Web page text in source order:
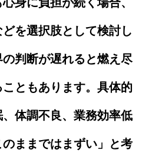
を選択肢として検討し
判断が遅れると燃え尽
ともあります。具体的
体調不良、業務効率低
ままではまずい」と考